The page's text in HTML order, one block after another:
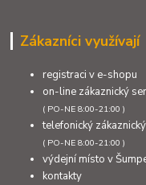
Zákazníci využívají
registraci v e-shopu
on-line zákaznický
( PO-NE 8:00-21:00 )
telefonický
( PO-NE 8:00-21:00 )
výdejní místo v
kontakty